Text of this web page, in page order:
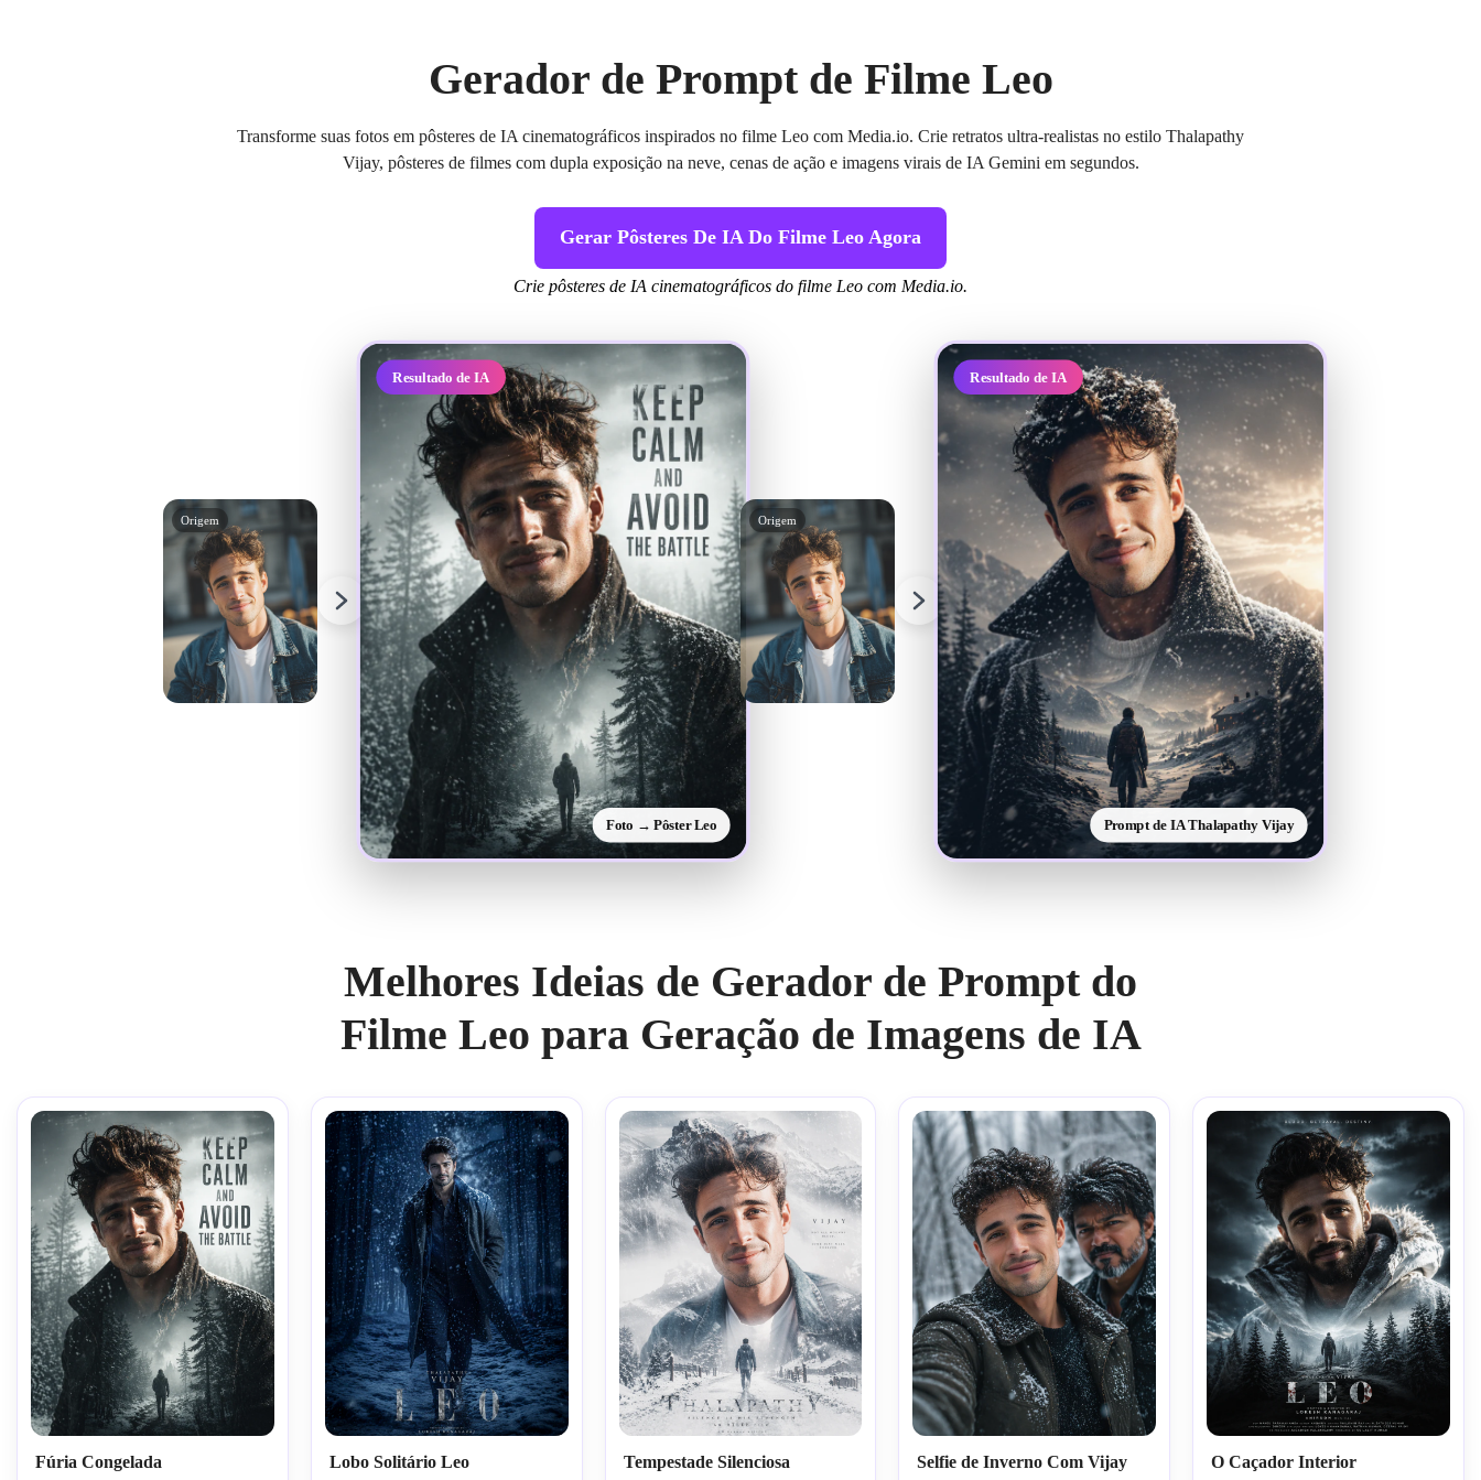
Gerador de Prompt de Filme Leo
Transforme suas fotos em pôsteres de IA cinematográficos inspirados no filme Leo com Media.io. Crie retratos ultra-realistas no estilo Thalapathy
Vijay, pôsteres de filmes com dupla exposição na neve, cenas de ação e imagens virais de IA Gemini em segundos.
Gerar Pôsteres De IA Do Filme Leo Agora
Crie pôsteres de IA cinematográficos do filme Leo com Media.io.
Origem
Resultado de IA
Foto → Pôster Leo
Origem
Resultado de IA
Prompt de IA Thalapathy Vijay
Melhores Ideias de Gerador de Prompt do
Filme Leo para Geração de Imagens de IA
Fúria Congelada Lobo Solitário Leo Tempestade Silenciosa Selfie de Inverno Com Vijay O Caçador Interior